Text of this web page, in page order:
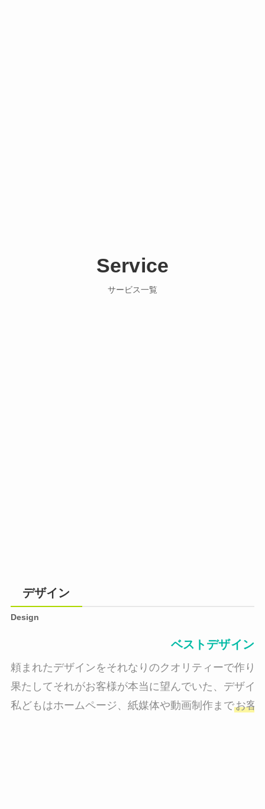
Service
サービス一覧
デザイン
Design
ベストデザイン
頼まれたデザインをそれなりのクオリティーで作り
果たしてそれがお客様が本当に望んでいた、デザイ
私どもはホームページ、紙媒体や動画制作までお客